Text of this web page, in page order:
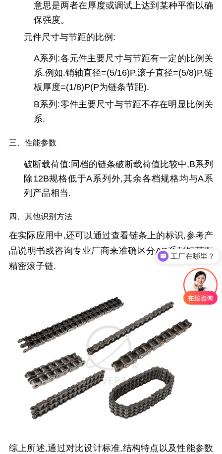
意思是两者在厚度或调试上达到某种平衡以确
保强度。
元件尺寸与节距的比例:
A系列:各元件主要尺寸与节距有一定的比例关
系.例如.销轴直径=(5/16)P.滚子直径=(5/8)P,链
板厚度=(1/8)P(P为链条节距).
B系列:零件主要尺寸与节距不存在明显比例关
系.
三、性能参数
破断载荷值:同档的链条破断载荷值比较中,B系列
除12B规格低于A系列外,其余各档规格均与A系
列产品相当.
四、其他识别方法
在实际应用中,还可以通过查看链条上的标识,参考产
品说明书或咨询专业厂商来准确区分AB系列短节距
精密滚子链.
综上所述,通过对比设计标准,结构特点以及性能参数
工厂在哪里？